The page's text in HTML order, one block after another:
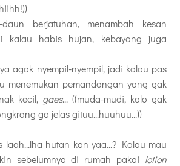
berjatuhan, menambah kesan
kalau habis hujan, kebayang juga
agak nyempil-nyempil, jadi kalau pas
menemukan pemandangan yang gak
kecil, gaes... ((muda-mudi, kalo gak
ga jelas gituu...huuhuu...))
laah...lha hutan kan yaa...? Kalau mau
sebelumnya di rumah pakai lotion